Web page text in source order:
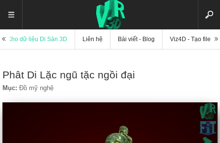
Kho dữ liệu Di Sản 3D Liên hệ Bài viết - Blog Viz4D - Tạo file
Phât Di Lặc ngũ tặc ngồi đại
Mục: Đồ mỹ nghệ